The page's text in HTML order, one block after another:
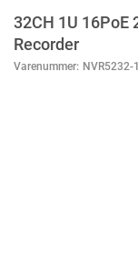
32CH 1U 16PoE
Recorder
Varenummer: NVR5232-